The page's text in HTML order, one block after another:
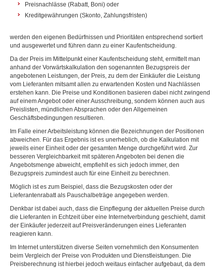
Preisnachlässe (Rabatt, Boni) oder
Kreditgewährungen (Skonto, Zahlungsfristen)
werden den eigenen Bedürfnissen und Prioritäten entsprechend sortiert
und ausgewertet und führen dann zu einer Kaufentscheidung.
Da der Preis im Mittelpunkt einer Kaufentscheidung steht, ermittelt man
anhand der Vorwärtskalkulation den sogenannten Bezugspreis der
angebotenen Leistungen, der Preis, zu dem der Einkäufer die Leistung
vom Lieferanten mitsamt allen zu erwartenden Kosten und Nachlässen
erstehen kann. Die Preise und Konditionen basieren dabei nicht zwingend
auf einem Angebot oder einer Ausschreibung, sondern können auch aus
Preislisten, mündlichen Absprachen oder den Allgemeinen
Geschäftsbedingungen resultieren.
Im Falle einer Arbeitsleistung können die Bezeichnungen der Positionen
abweichen. Für das Ergebnis ist es unerheblich, ob die Kalkulation mit
jeweils einer Einheit oder der gesamten Menge durchgeführt wird. Zur
besseren Vergleichbarkeit mit späteren Angeboten bei denen die
Angebotsmenge abweicht, empfiehlt es sich jedoch immer, den
Bezugspreis zumindest auch für eine Einheit zu berechnen.
Möglich ist es zum Beispiel, dass die Bezugskosten oder der
Lieferantenrabatt als Pauschalbeträge angegeben werden.
Denkbar ist dabei auch, dass die Einpflegung der aktuellen Preise durch
die Lieferanten in Echtzeit über eine Internetverbindung geschieht, damit
der Einkäufer jederzeit auf Preisveränderungen eines Lieferanten
reagieren kann.
Im Internet unterstützen diverse Seiten vornehmlich den Konsumenten
beim Vergleich der Preise von Produkten und Dienstleistungen. Die
Preisberechnung ist hierbei jedoch weitaus einfacher aufgebaut, da dem